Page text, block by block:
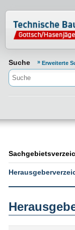
Suche Erweiterte